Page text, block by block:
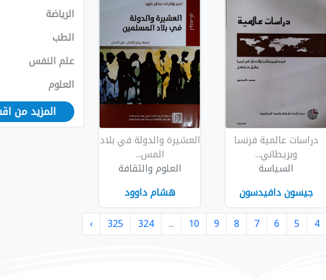
دراسات عالمية فرنسا
وبريطاني...
السياسة
جيسون دافيدسون
العشيرة والدولة في بلاد
المس...
العلوم والثقافة
هشام داوود
الرياضة
الطب
علم النفس
العلوم
المزيد من
4
5
6
7
8
9
10
...
324
325
›